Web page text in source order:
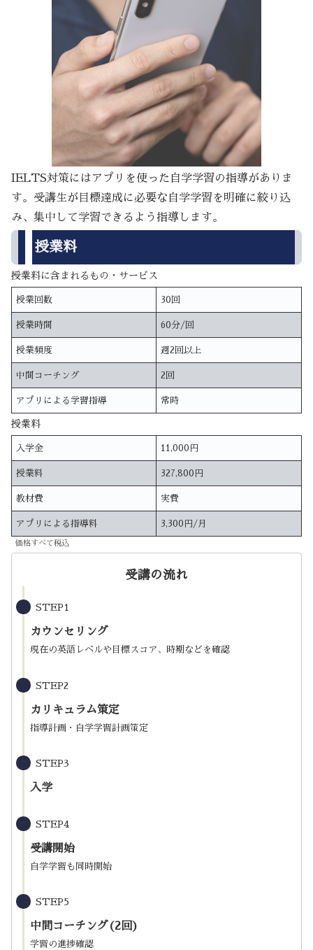
IELTS対策にはアプリを使った自学学習の指導がありま
す。受講生が目標達成に必要な自学学習を明確に絞り込
み、集中して学習できるよう指導します。
授業料
授業料に含まれるもの・サービス
授業回数 30回
授業時間 60分/回
授業頻度 週2回以上
中間コーチング 2回
アプリによる学習指導 常時
授業料
入学金 11,000円
授業料 327,800円
教材費 実費
アプリによる指導料 3,300円/月
価格すべて税込
受講の流れ
STEP1
カウンセリング
現在の英語レベルや目標スコア、時期などを確認
STEP2
カリキュラム策定
指導計画・自学学習計画策定
STEP3
入学
STEP4
受講開始
自学学習も同時開始
STEP5
中間コーチング(2回)
学習の進捗確認